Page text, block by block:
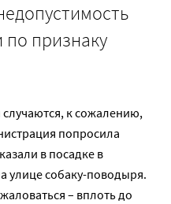
признаку
к сожалению,
попросила
в посадке в
улице собаку-поводыря.
– вплоть до